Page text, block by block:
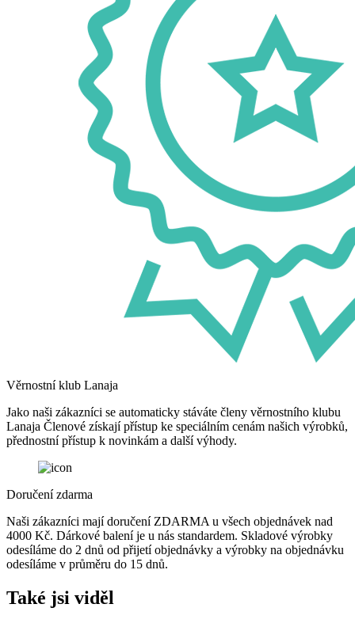
Věrnostní klub Lanaja
Jako naši zákazníci se automaticky stáváte členy věrnostního klubu
Lanaja Členové získají přístup ke speciálním cenám našich výrobků,
přednostní přístup k novinkám a další výhody.
Doručení zdarma
Naši zákazníci mají doručení ZDARMA u všech objednávek nad
4000 Kč. Dárkové balení je u nás standardem. Skladové výrobky
odesíláme do 2 dnů od přijetí objednávky a výrobky na objednávku
odesíláme v průměru do 15 dnů.
Také jsi viděl